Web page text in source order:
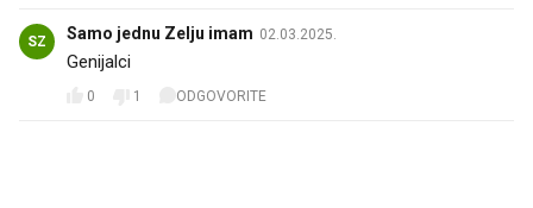
SZ Samo jednu Zelju imam 02.03.2025.
Genijalci
0 1 ODGOVORITE